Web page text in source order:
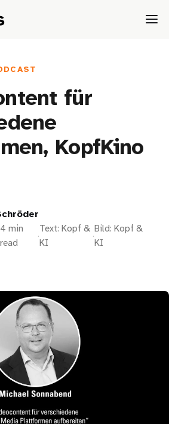
für
KopfKino
4 min
read
·
Text: Kopf &
KI
·
Bild: Kopf &
KI